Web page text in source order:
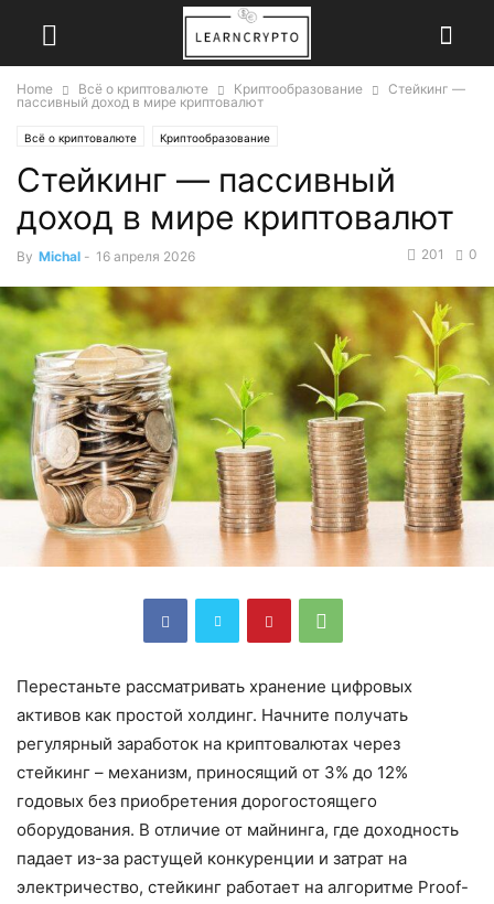
Home Всё о криптовалюте Криптообразование
Стейкинг —
пассивный доход в мире криптовалют
Всё о криптовалюте Криптообразование
Стейкинг — пассивный
доход в мире криптовалют
By Michal - 16 апреля 2026 0
201
Перестаньте рассматривать хранение цифровых
активов как простой холдинг. Начните получать
регулярный заработок на криптовалютах через
стейкинг – механизм, приносящий от 3% до 12%
годовых без приобретения дорогостоящего
оборудования. В отличие от майнинга, где доходность
падает из-за растущей конкуренции и затрат на
электричество, стейкинг работает на алгоритме Proof-